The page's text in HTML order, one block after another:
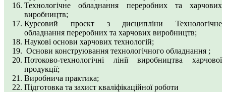
Технологічне обладнання переробних та харчових
виробництв;
Курсовий проєкт з дисципліни Технологічне
обладнання переробних та харчових виробництв;
Наукові основи харчових технологій;
Основи конструювання технологічного обладнання ;
Потоково-технологічні лінії виробництва харчової
продукції;
Виробнича практика;
Підготовка та захист кваліфікаційної роботи